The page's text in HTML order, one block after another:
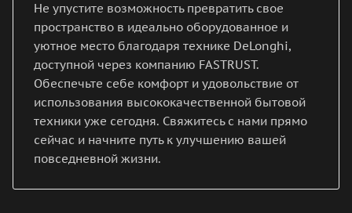
Не упустите возможность превратить свое
пространство в идеально оборудованное и
уютное место благодаря технике DeLonghi,
доступной через компанию FASTRUST.
Обеспечьте себе комфорт и удовольствие от
использования высококачественной бытовой
техники уже сегодня. Свяжитесь с нами прямо
сейчас и начните путь к улучшению вашей
повседневной жизни.